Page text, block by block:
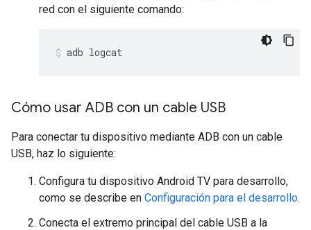
red con el siguiente comando:
adb logcat
Cómo usar ADB con un cable USB
Para conectar tu dispositivo mediante ADB con un cable
USB, haz lo siguiente:
Configura tu dispositivo Android TV para desarrollo,
como se describe en Configuración para el desarrollo.
Conecta el extremo principal del cable USB a la